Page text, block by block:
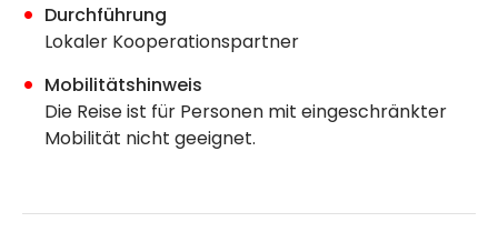
Durchführung
Lokaler Kooperationspartner
Mobilitätshinweis
Die Reise ist für Personen mit eingeschränkter
Mobilität nicht geeignet.